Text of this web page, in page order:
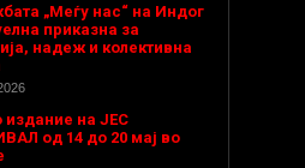
„Меѓу нас“ на Индог
приказна за
надеж и колективна
издание на ЈЕС
од 14 до 20 мај во